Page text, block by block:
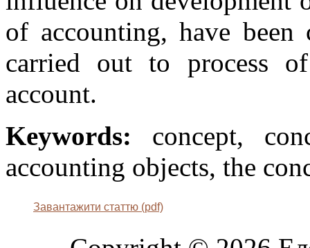
of accounting, have been
carried out to process
account.
Keywords: concept,
accounting objects, the
Завантажити статтю (pdf)